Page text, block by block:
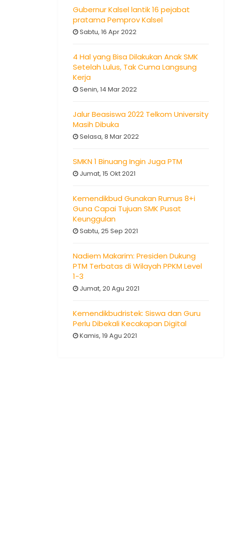
Gubernur Kalsel lantik 16 pejabat
pratama Pemprov Kalsel
Sabtu, 16 Apr 2022
4 Hal yang Bisa Dilakukan Anak SMK
Setelah Lulus, Tak Cuma Langsung
Kerja
Senin, 14 Mar 2022
Jalur Beasiswa 2022 Telkom University
Masih Dibuka
Selasa, 8 Mar 2022
SMKN 1 Binuang Ingin Juga PTM
Jumat, 15 Okt 2021
Kemendikbud Gunakan Rumus 8+i
Guna Capai Tujuan SMK Pusat
Keunggulan
Sabtu, 25 Sep 2021
Nadiem Makarim: Presiden Dukung
PTM Terbatas di Wilayah PPKM Level
1-3
Jumat, 20 Agu 2021
Kemendikbudristek: Siswa dan Guru
Perlu Dibekali Kecakapan Digital
Kamis, 19 Agu 2021